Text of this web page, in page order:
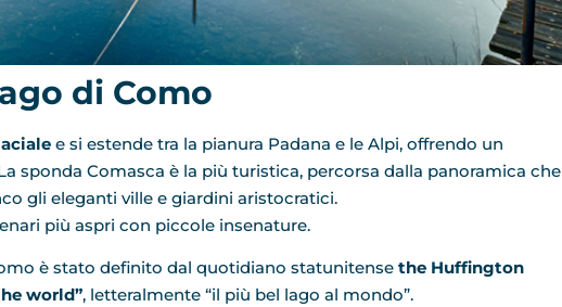
di Como
e si estende tra la pianura Padana e le Alpi, offrendo un
sponda Comasca è la più turistica, percorsa dalla panoramica che
gli eleganti ville e giardini aristocratici.
più aspri con piccole insenature.
è stato definito dal quotidiano statunitense the Huffington
world”, letteralmente “il più bel lago al mondo”.